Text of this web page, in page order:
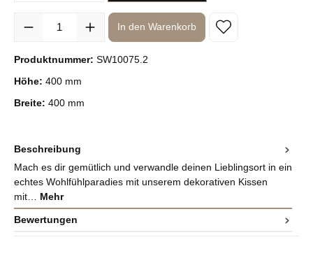
Produkt Anzahl: Gib den gewünschten Wert ein oder benutze die
In den Warenkorb
Produktnummer: SW10075.2
Höhe: 400 mm
Breite: 400 mm
Beschreibung
Mach es dir gemütlich und verwandle deinen Lieblingsort in ein
echtes Wohlfühlparadies mit unserem dekorativen Kissen
mit… Mehr
Bewertungen